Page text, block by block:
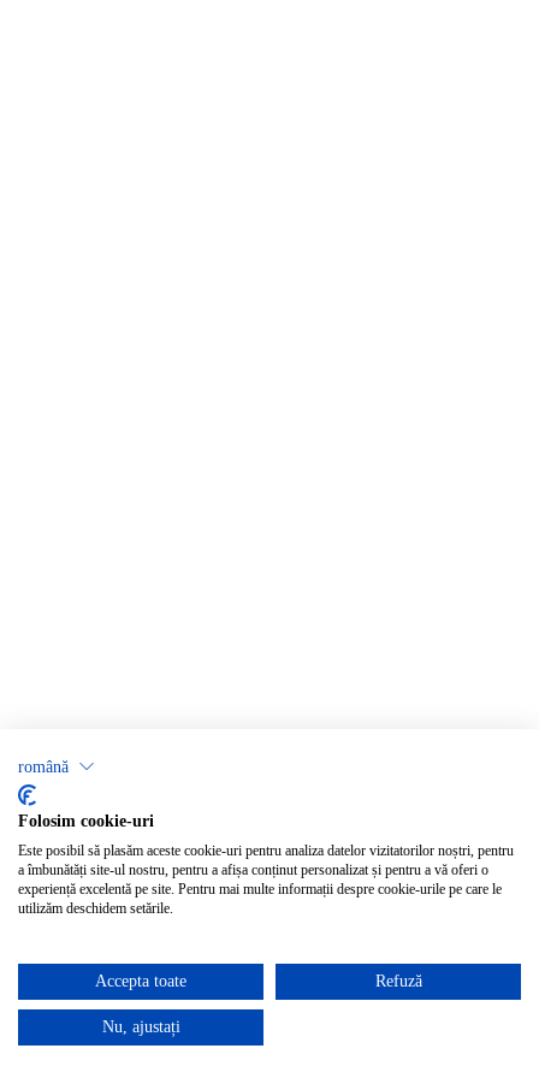
română
Folosim cookie-uri
Este posibil să plasăm aceste cookie-uri pentru analiza datelor vizitatorilor noștri, pentru
a îmbunătăți site-ul nostru, pentru a afișa conținut personalizat și pentru a vă oferi o
experiență excelentă pe site. Pentru mai multe informații despre cookie-urile pe care le
utilizăm deschidem setările.
Accepta toate Refuză
Nu, ajustați